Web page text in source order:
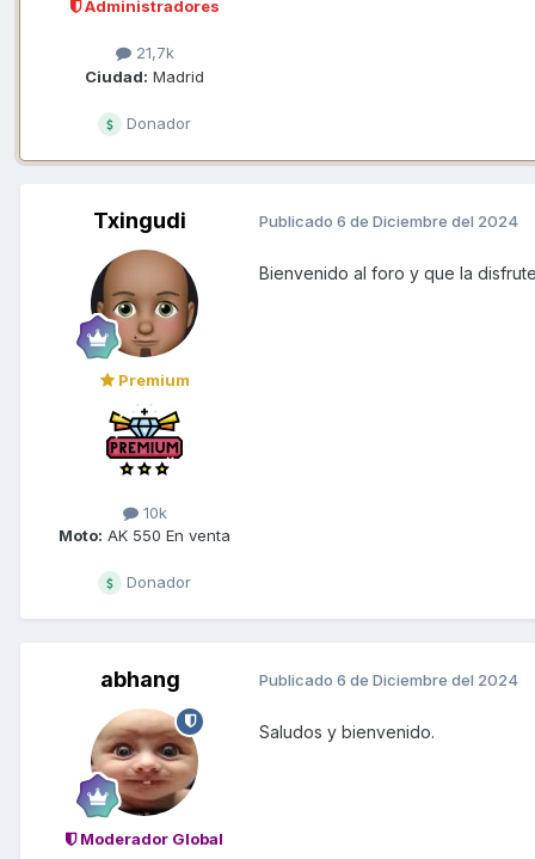
Administradores
21,7k
Ciudad: Madrid
Donador
Txingudi
Premium
10k
Moto: AK 550 En venta
Donador
Publicado 6 de Diciembre del 2024
Bienvenido al foro y que la
abhang
Moderador Global
Publicado 6 de Diciembre del 2024
Saludos y bienvenido.